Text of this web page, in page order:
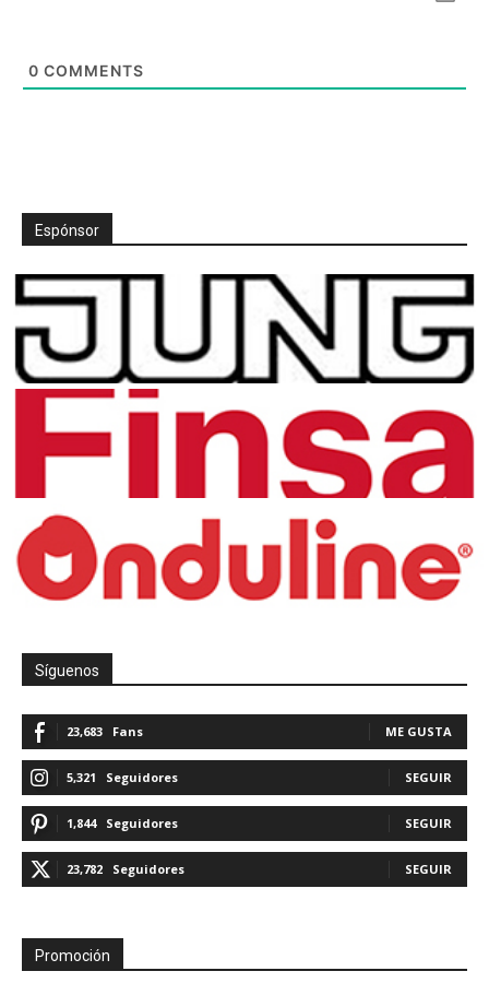
0 COMMENTS
Espónsor
Síguenos
23,683 Fans ME GUSTA
5,321 Seguidores SEGUIR
1,844 Seguidores SEGUIR
23,782 Seguidores SEGUIR
Promoción